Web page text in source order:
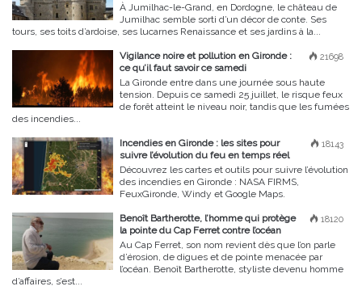
À Jumilhac-le-Grand, en Dordogne, le château de
Jumilhac semble sorti d’un décor de conte. Ses
tours, ses toits d’ardoise, ses lucarnes Renaissance et ses jardins à la...
21698
Vigilance noire et pollution en Gironde :
ce qu’il faut savoir ce samedi
La Gironde entre dans une journée sous haute
tension. Depuis ce samedi 25 juillet, le risque feux
de forêt atteint le niveau noir, tandis que les fumées
des incendies...
18143
Incendies en Gironde : les sites pour
suivre l’évolution du feu en temps réel
Découvrez les cartes et outils pour suivre l’évolution
des incendies en Gironde : NASA FIRMS,
FeuxGironde, Windy et Google Maps.
18120
Benoît Bartherotte, l’homme qui protège
la pointe du Cap Ferret contre l’océan
Au Cap Ferret, son nom revient dès que l’on parle
d’érosion, de digues et de pointe menacée par
l’océan. Benoît Bartherotte, styliste devenu homme
d’affaires, s’est...